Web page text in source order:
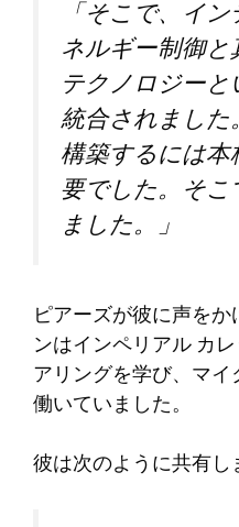
「そこで、イ
ネルギー制御
テクノロジー
統合されまし
構築するには
要でした。そこ
ました。」
ピアーズが彼に声を
ンはインペリアル カ
アリングを学び、マ
働いていました。
彼は次のように共有し